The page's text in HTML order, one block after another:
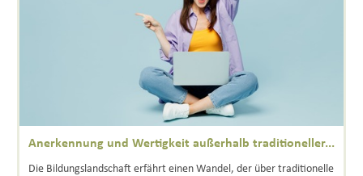
Anerkennung und Wertigkeit außerhalb traditioneller...
Die Bildungslandschaft erfährt einen Wandel, der über traditionelle